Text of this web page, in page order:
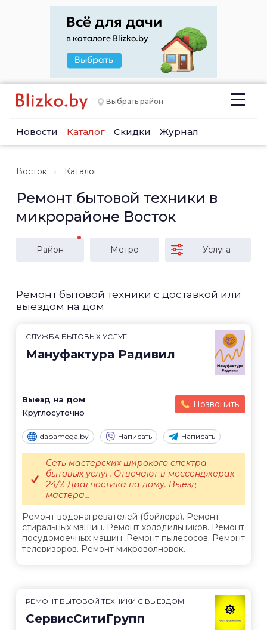
Выбрать район
Новости Каталог Скидки Журнал
Восток Каталог
Ремонт бытовой техники в
микрорайоне Восток
Район Метро Услуга
Ремонт бытовой техники с доставкой или
выездом на дом
СЛУЖБА БЫТОВЫХ УСЛУГ
Мануфактура Радивил
Выезд на дом
Круглосуточно
Позвонить
dapamoga.by Написать Написать
Ремонт водонагревателей (бойлера). Ремонт
стиральных машин. Ремонт холодильников. Ремонт
посудомоечных машин. Ремонт пылесосов. Ремонт
телевизоров. Ремонт микроволновок.
Сеть мастерских широкого спектра
бытовых услуг. Отвечают в мессенджерах
24/7. Диагностика на дому. Выезд
мастера...
РЕМОНТ БЫТОВОЙ ТЕХНИКИ С ВЫЕЗДОМ
СервисСитиГрупп